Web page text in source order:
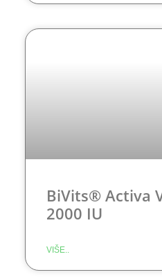
BiVits® Activa
2000 IU
VIŠE..